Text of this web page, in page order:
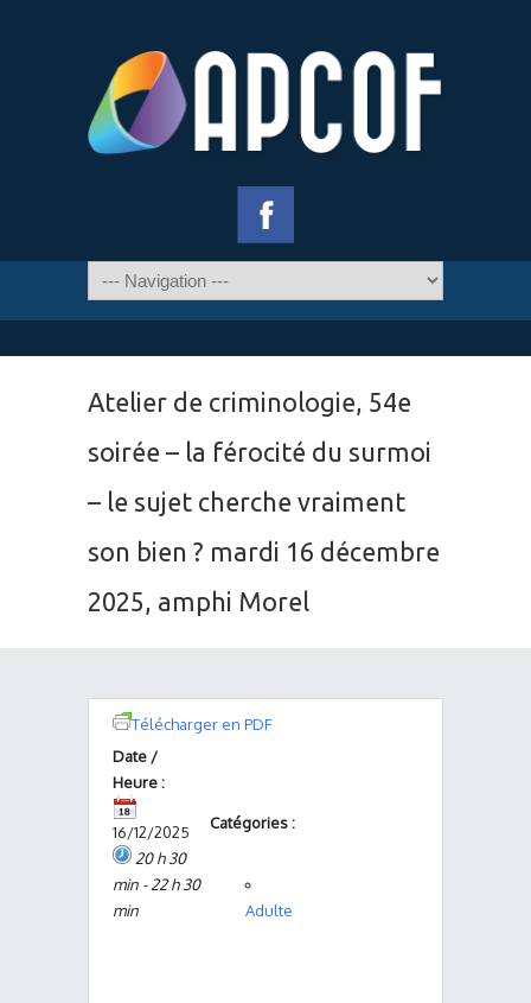
Atelier de criminologie, 54e
soirée – la férocité du surmoi
– le sujet cherche vraiment
son bien ? mardi 16 décembre
2025, amphi Morel
Télécharger en PDF
Date /
Heure :
16/12/2025
20 h 30
min - 22 h 30
min
Catégories :
Adulte